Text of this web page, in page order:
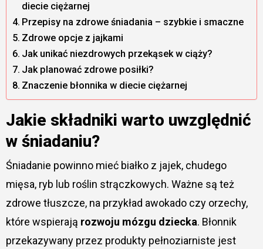
diecie ciężarnej
Przepisy na zdrowe śniadania – szybkie i smaczne
Zdrowe opcje z jajkami
Jak unikać niezdrowych przekąsek w ciąży?
Jak planować zdrowe posiłki?
Znaczenie błonnika w diecie ciężarnej
Jakie składniki warto uwzględnić
w śniadaniu?
Śniadanie powinno mieć białko z jajek, chudego
mięsa, ryb lub roślin strączkowych. Ważne są też
zdrowe tłuszcze, na przykład awokado czy orzechy,
które wspierają rozwoju mózgu dziecka. Błonnik
przekazywany przez produkty pełnoziarniste jest